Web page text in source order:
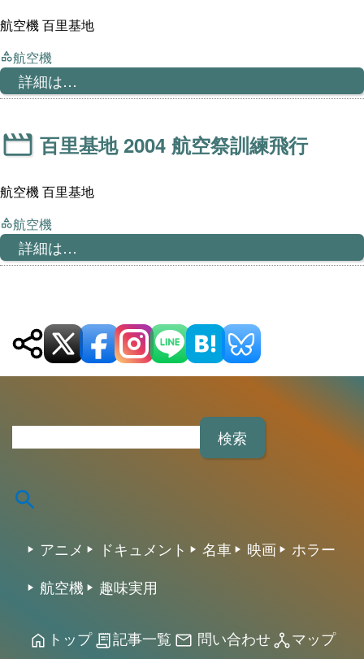
航空機 百里基地
航空機
詳細は…
百里基地 2004 航空祭訓練飛行
航空機 百里基地
航空機
詳細は…
アニメ ドキュメント 名車 映画
ホラー
航空機
趣味実用
home トップreceipt_long記事一覧 mail 問い合わせnetwork_nodeマップ